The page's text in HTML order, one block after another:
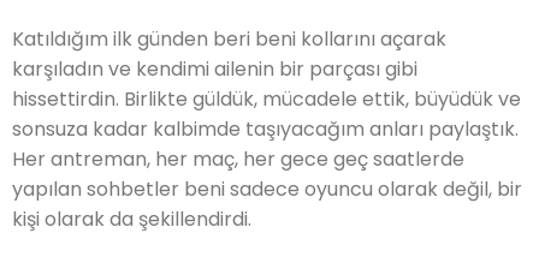
Katıldığım ilk günden beri beni kollarını açarak
karşıladın ve kendimi ailenin bir parçası gibi
hissettirdin. Birlikte güldük, mücadele ettik, büyüdük ve
sonsuza kadar kalbimde taşıyacağım anları paylaştık.
Her antreman, her maç, her gece geç saatlerde
yapılan sohbetler beni sadece oyuncu olarak değil, bir
kişi olarak da şekillendirdi.